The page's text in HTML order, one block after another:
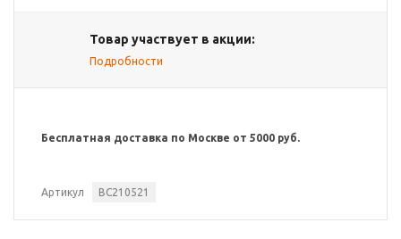
Товар участвует в акции:
Подробности
Бесплатная доставка по Москве от 5000 руб.
Артикул BC210521